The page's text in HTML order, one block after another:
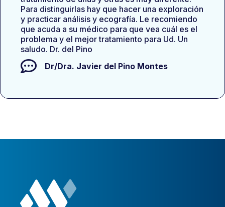
Para distinguirlas hay que hacer una exploración
y practicar análisis y ecografía. Le recomiendo
que acuda a su médico para que vea cuál es el
problema y el mejor tratamiento para Ud. Un
saludo. Dr. del Pino
Dr/Dra. Javier del Pino Montes